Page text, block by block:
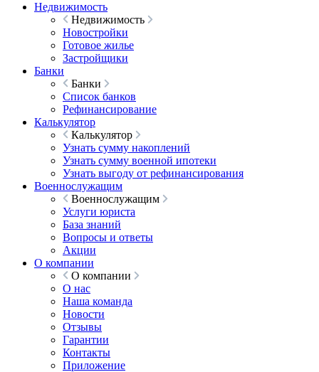
Недвижимость
Недвижимость
Новостройки
Готовое жилье
Застройщики
Банки
Банки
Список банков
Рефинансирование
Калькулятор
Калькулятор
Узнать сумму накоплений
Узнать сумму военной ипотеки
Узнать выгоду от рефинансирования
Военнослужащим
Военнослужащим
Услуги юриста
База знаний
Вопросы и ответы
Акции
О компании
О компании
О нас
Наша команда
Новости
Отзывы
Гарантии
Контакты
Приложение